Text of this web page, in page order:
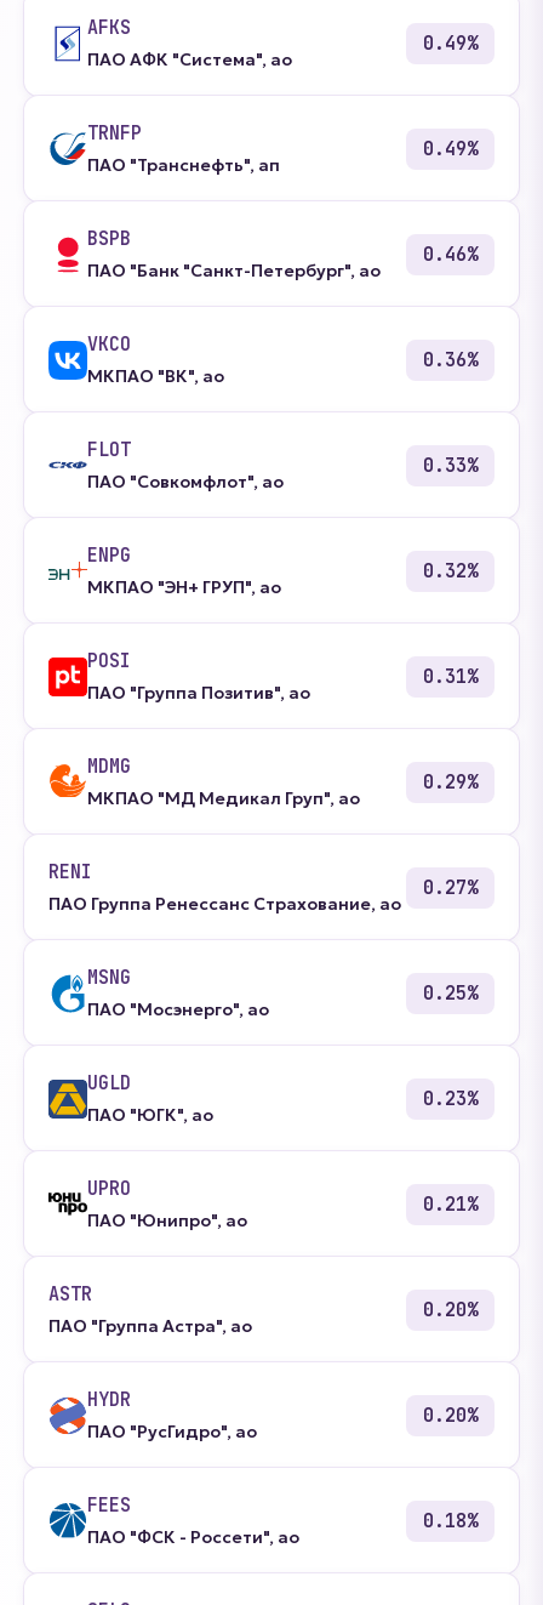
AFKS
ПАО АФК "Система", ао
0.49%
TRNFP
ПАО "Транснефть", ап
0.49%
BSPB
ПАО "Банк "Санкт-Петербург", ао
0.46%
VKCO
МКПАО "ВК", ао
0.36%
FLOT
ПАО "Совкомфлот", ао
0.33%
ENPG
МКПАО "ЭН+ ГРУП", ао
0.32%
POSI
ПАО "Группа Позитив", ао
0.31%
MDMG
МКПАО "МД Медикал Груп", ао
0.29%
RENI
ПАО Группа Ренессанс Страхование, ао
0.27%
MSNG
ПАО "Мосэнерго", ао
0.25%
UGLD
ПАО "ЮГК", ао
0.23%
UPRO
ПАО "Юнипро", ао
0.21%
ASTR
ПАО "Группа Астра", ао
0.20%
HYDR
ПАО "РусГидро", ао
0.20%
FEES
ПАО "ФСК - Россети", ао
0.18%